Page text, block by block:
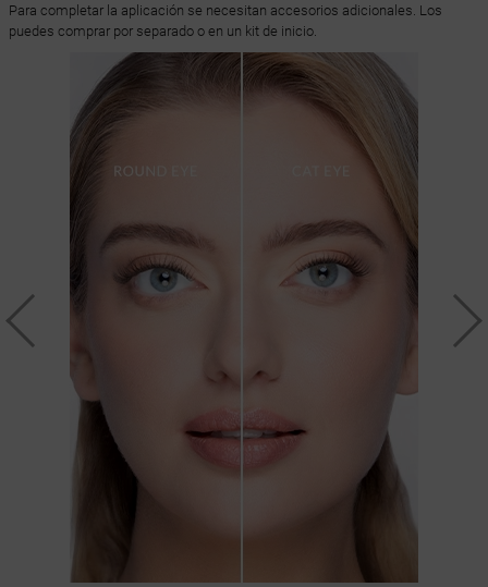
Para completar la aplicación se necesitan accesorios adicionales. Los
puedes comprar por separado o en un kit de inicio.